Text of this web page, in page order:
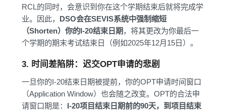
RCL的同时，会意识到你在这个学期结束后就将完成学
业。因此， DSO会在SEVIS系统中强制缩短
（Shorten）你的I-20结束日期 ，将其更改为你最后一
个学期的期末考试结束日（例如2025年12月15日）。
3. 时间差陷阱：迟交OPT申请的悲剧
一旦你的I-20结束日期被提前，你的OPT申请时间窗口
（Application Window）也会随之改变。OPT的合法申
请窗口期是： I-20项目结束日期前的90天，到项目结束